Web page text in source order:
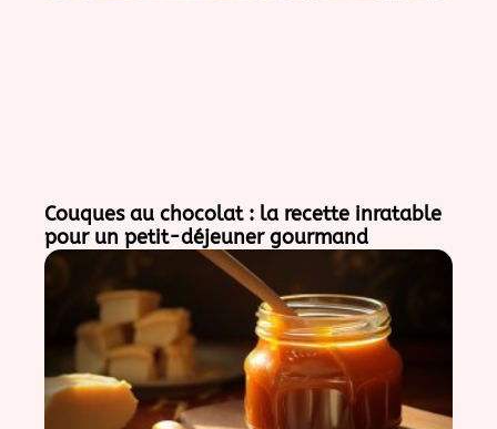
Couques au chocolat : la recette inratable
pour un petit-déjeuner gourmand